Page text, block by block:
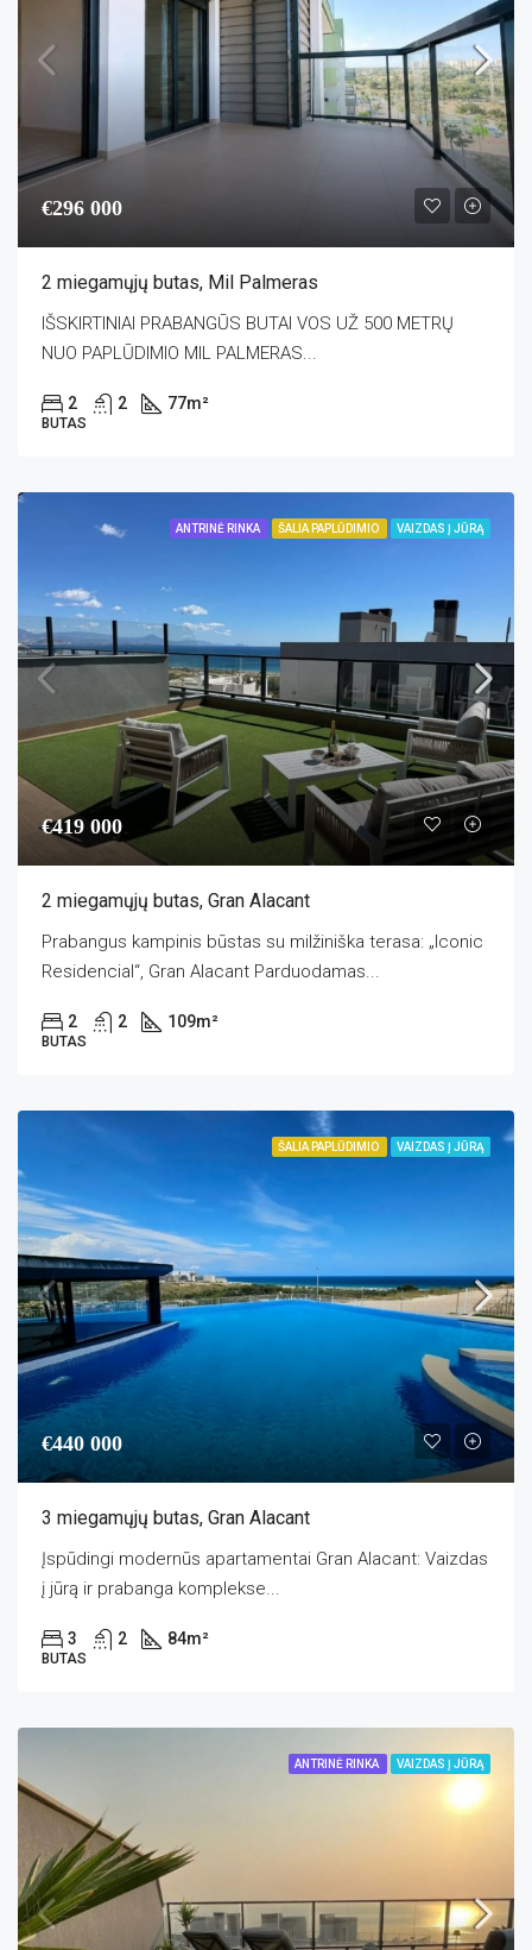
€296 000
2 miegamųjų butas, Mil Palmeras
IŠSKIRTINIAI PRABANGŪS BUTAI VOS UŽ 500 METRŲ
NUO PAPLŪDIMIO MIL PALMERAS...
2 2 77m²
BUTAS
ANTRINĖ RINKA ŠALIA PAPLŪDIMIO VAIZDAS Į JŪRĄ
€419 000
2 miegamųjų butas, Gran Alacant
Prabangus kampinis būstas su milžiniška terasa: „Iconic
Residencial“, Gran Alacant Parduodamas...
2 2 109m²
BUTAS
ŠALIA PAPLŪDIMIO VAIZDAS Į JŪRĄ
€440 000
3 miegamųjų butas, Gran Alacant
Įspūdingi modernūs apartamentai Gran Alacant: Vaizdas
į jūrą ir prabanga komplekse...
3 2 84m²
BUTAS
ANTRINĖ RINKA VAIZDAS Į JŪRĄ